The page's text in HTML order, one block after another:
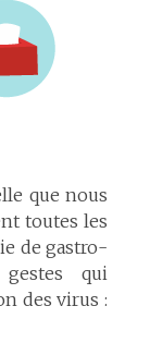
que nous
toutes les
de gastro-
qui
des virus :